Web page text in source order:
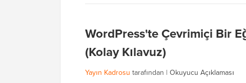
WordPress'te Çevrimiçi Bir
(Kolay Kılavuz)
Yayın Kadrosu tarafından | Okuyucu Açıklaması